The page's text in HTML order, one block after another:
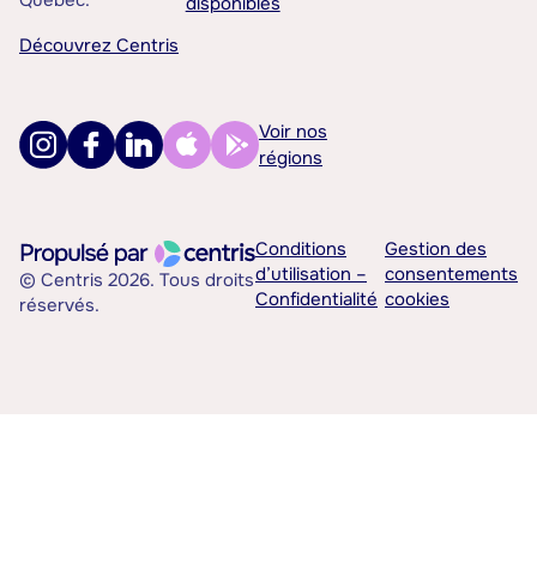
Découvrez Centris
Voir nos
régions
© Centris 2026. Tous droits
réservés.
Conditions
d’utilisation –
Confidentialité
Gestion des
consentements
cookies